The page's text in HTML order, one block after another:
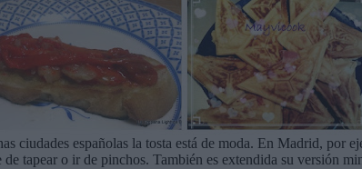
ciudades españolas la tosta está de moda. En Madrid, por
de tapear o ir de pinchos. También es extendida su versión